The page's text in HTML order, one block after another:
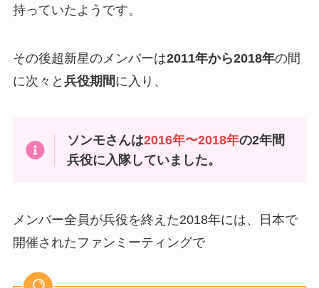
持っていたようです。
その後超新星のメンバーは2011年から2018年の間
に次々と 兵役期間に入り、
ソンモさんは2016年〜2018年の2年間
兵役に入隊していました。
メンバー全員が兵役を終えた2018年には、日本で
開催されたファンミーティングで